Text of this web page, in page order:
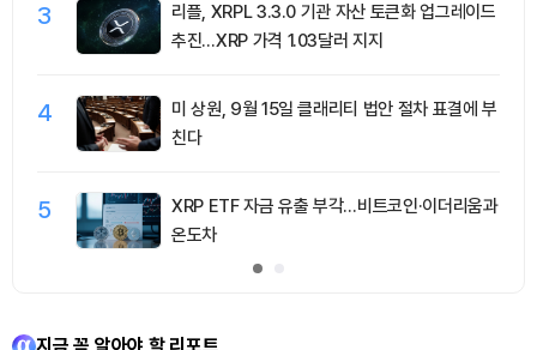
3
리플, XRPL 3.3.0 기관 자산 토큰화 업그레이드
추진…XRP 가격 1.03달러 지지
4
미 상원, 9월 15일 클래리티 법안 절차 표결에 부
친다
5
XRP ETF 자금 유출 부각…비트코인·이더리움과
온도차